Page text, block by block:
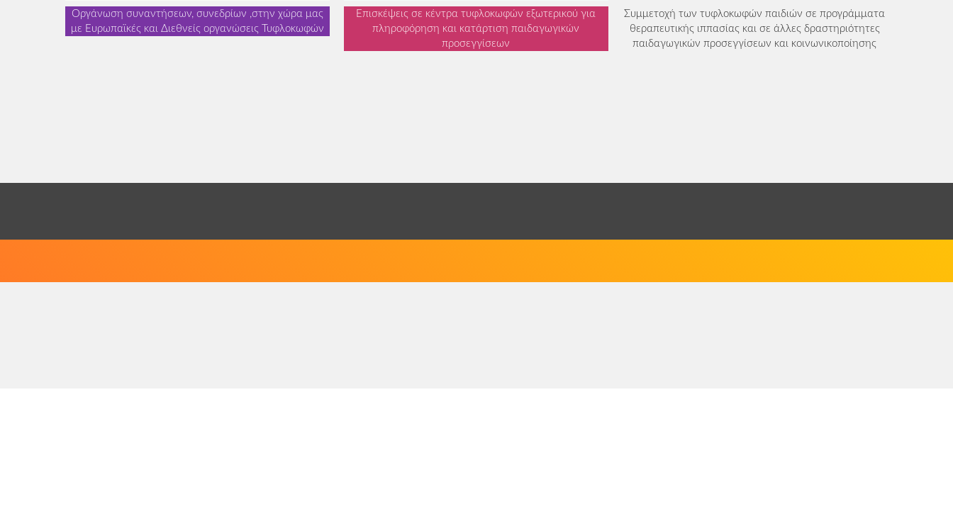
Οργάνωση συναντήσεων, συνεδρίων ,στην χώρα μας
με Ευρωπαϊκές και Διεθνείς οργανώσεις Τυφλοκωφών
Επισκέψεις σε κέντρα τυφλοκωφών εξωτερικού για
πληροφόρηση και κατάρτιση παιδαγωγικών
προσεγγίσεων
Συμμετοχή των τυφλοκωφών παιδιών σε προγράμματα
θεραπευτικής ιππασίας και σε άλλες δραστηριότητες
παιδαγωγικών προσεγγίσεων και κοινωνικοποίησης